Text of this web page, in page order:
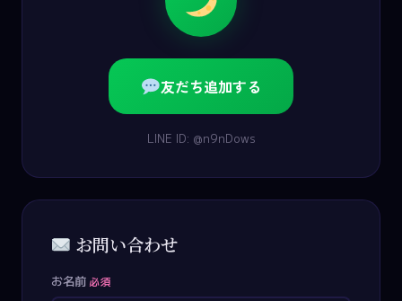
友だち追加する
LINE ID: @n9nDows
お問い合わせ
お名前 必須